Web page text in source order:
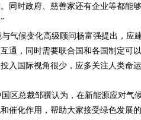
新闻
新闻
新
同时政府、慈善家还有企业等都能
气候变化高级顾问杨富强提出，应
通，同时需要联合国和各国制定可以
入国际视角很少，应多关注人类命
区总裁邹骥认为，在新能源应对气
催化作用，帮助大家接受绿色发展的